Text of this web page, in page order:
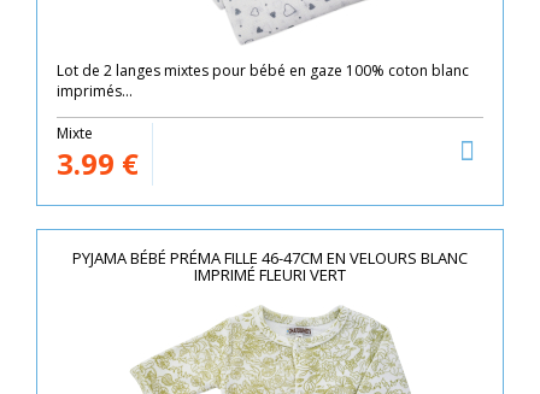
Lot de 2 langes mixtes pour bébé en gaze 100% coton blanc
imprimés...
Mixte
3.99 €
PYJAMA BÉBÉ PRÉMA FILLE 46-47CM EN VELOURS BLANC
IMPRIMÉ FLEURI VERT